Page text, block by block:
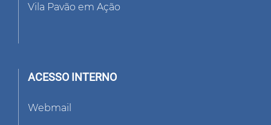
Vila Pavão em Ação
ACESSO INTERNO
Webmail